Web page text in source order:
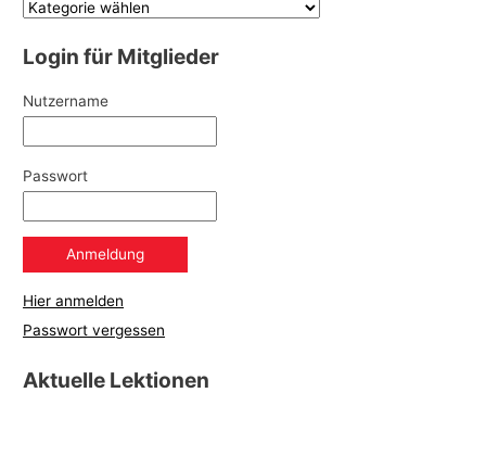
Login für Mitglieder
Nutzername
Passwort
Hier anmelden
Passwort vergessen
Aktuelle Lektionen